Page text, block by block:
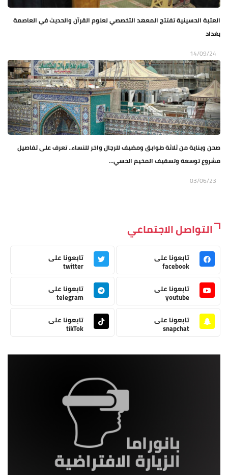
العتبة الحسينية تفتتح المعهد التخصصي لعلوم القرآن والحديث في العاصمة
بغداد
14/09/24
صحن وبناية من ثلاثة طوابق ومضيف للرجال واخر للنساء.. تعرف على تفاصيل
مشروع توسعة وتسقيف المخيم الحسي...
03/06/23
التواصل الاجتماعي
تابعونا على
facebook
تابعونا على
twitter
تابعونا على
youtube
تابعونا على
telegram
تابعونا على
snapchat
تابعونا على
tikTok